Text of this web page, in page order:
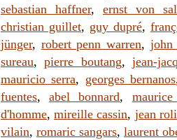
sebastian haffner, ernst von
christian guillet, guy dupré,
jünger, robert penn warren, john
sureau,pierre boutang,jean-
mauricio serra, georges bernanos
fuentes,abel bonnard,
d'homme,mireille cassin, jean
vilain, romaric sangars, laurent